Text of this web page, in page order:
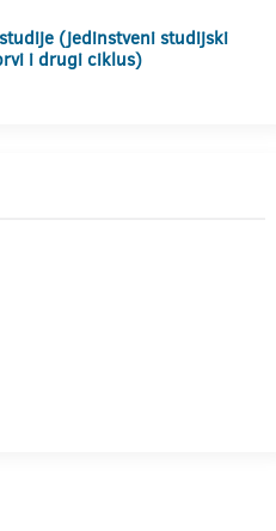
(jedinstveni studijski
i drugi ciklus)